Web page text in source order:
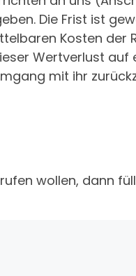
Die Frist ist
Kosten der
Wertverlust auf
mit ihr
wollen, dann